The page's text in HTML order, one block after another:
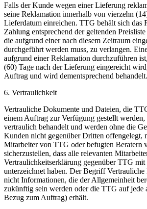
Falls der Kunde wegen einer Lieferung
seine Reklamation innerhalb von vierzehn
Lieferdatum einreichen. TTG behält sich das
Zahlung entsprechend der geltenden
die aufgrund einer nach diesem Zeitraum
durchgeführt werden muss, zu verlangen.
aufgrund einer Reklamation durchzuführen
(60) Tage nach der Lieferung eingereicht
Auftrag und wird dementsprechend behandelt.
6. Vertraulichkeit
Vertrauliche Dokumente und Dateien, die
einem Auftrag zur Verfügung gestellt werden,
vertraulich behandelt und werden ohne die
Kunden nicht gegenüber Dritten offengelegt,
Mitarbeiter von TTG oder befugten Beratern
sicherzustellen, dass alle relevanten
Vertraulichkeitserklärung gegenüber TTG
unterzeichnet haben. Der Begriff
nicht Informationen, die der Allgemeinheit
zukünftig sein werden oder die TTG auf jede
Bezug zum Auftrag) erhält.